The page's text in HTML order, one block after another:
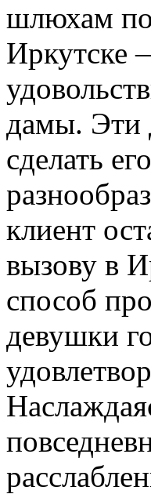
шлюхам
Иркутске
дамы. Эти
сделать
клиент
вызову в
способ
девушки